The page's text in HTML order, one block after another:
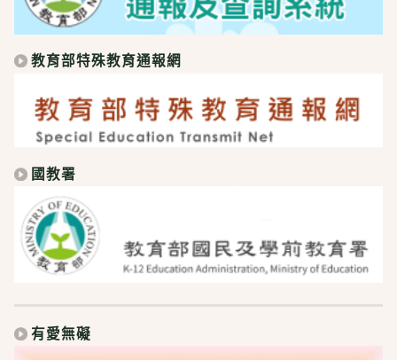
教育部特殊教育通報網
國教署
有愛無礙